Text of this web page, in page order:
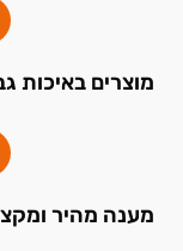
מוצרים באיכות
מענה מהיר